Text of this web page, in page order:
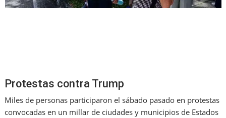
Protestas contra Trump
Miles de personas participaron el sábado pasado en protestas
convocadas en un millar de ciudades y municipios de Estados